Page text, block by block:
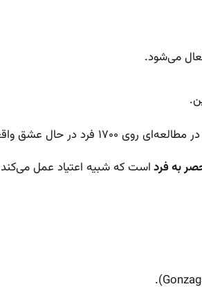
می‌شود.
حال عشق واقعی تأیید شده
به فرداست که شبیه اعتیاد عمل